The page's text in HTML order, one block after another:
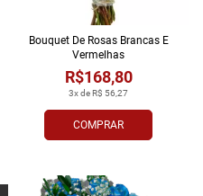
COMPRAR
3x de R$ 56,27
R$168,80
Bouquet De Rosas Brancas E
Vermelhas